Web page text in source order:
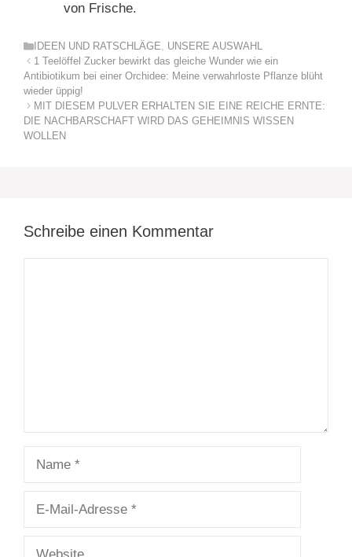
von Frische.
Kategorien
IDEEN UND RATSCHLÄGE, UNSERE AUSWAHL
1 Teelöffel Zucker bewirkt das gleiche Wunder wie ein
Antibiotikum bei einer Orchidee: Meine verwahrloste Pflanze blüht
wieder üppig!
MIT DIESEM PULVER ERHALTEN SIE EINE REICHE ERNTE:
DIE NACHBARSCHAFT WIRD DAS GEHEIMNIS WISSEN
WOLLEN
Schreibe einen Kommentar